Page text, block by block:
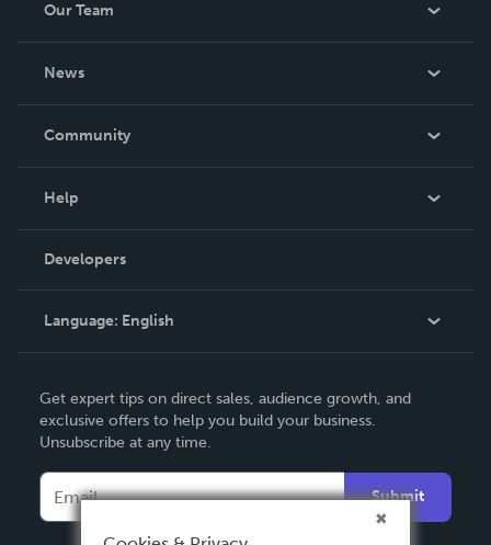
Our Team
News
In The News
Community
Podcast
Help
Order Lookup
Knowledge Base
Contact Support
Developers
Language: English
Deutsch
Français
Español
Get expert tips on direct sales, audience growth, and
exclusive offers to help you build your business.
Unsubscribe at any time.
Submit